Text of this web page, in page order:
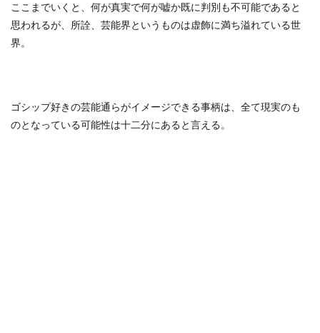
ここまでいくと、何が真実で何が嘘か既に判別も不可能であると
思われるが、所詮、芸能界というものは虚飾に満ち溢れている世
界。
ゴシップ好きの芸能通らがイメージできる事柄は、全て現実のも
のとなっている可能性は十二分にあると言える。